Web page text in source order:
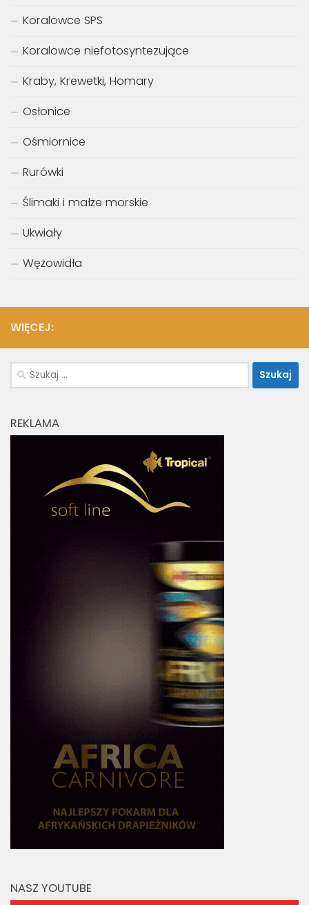
Koralowce SPS
Koralowce niefotosyntezujące
Kraby, Krewetki, Homary
Osłonice
Ośmiornice
Rurówki
Ślimaki i małże morskie
Ukwiały
Wężowidła
WIĘCEJ:
Szukaj:
REKLAMA
NASZ YOUTUBE